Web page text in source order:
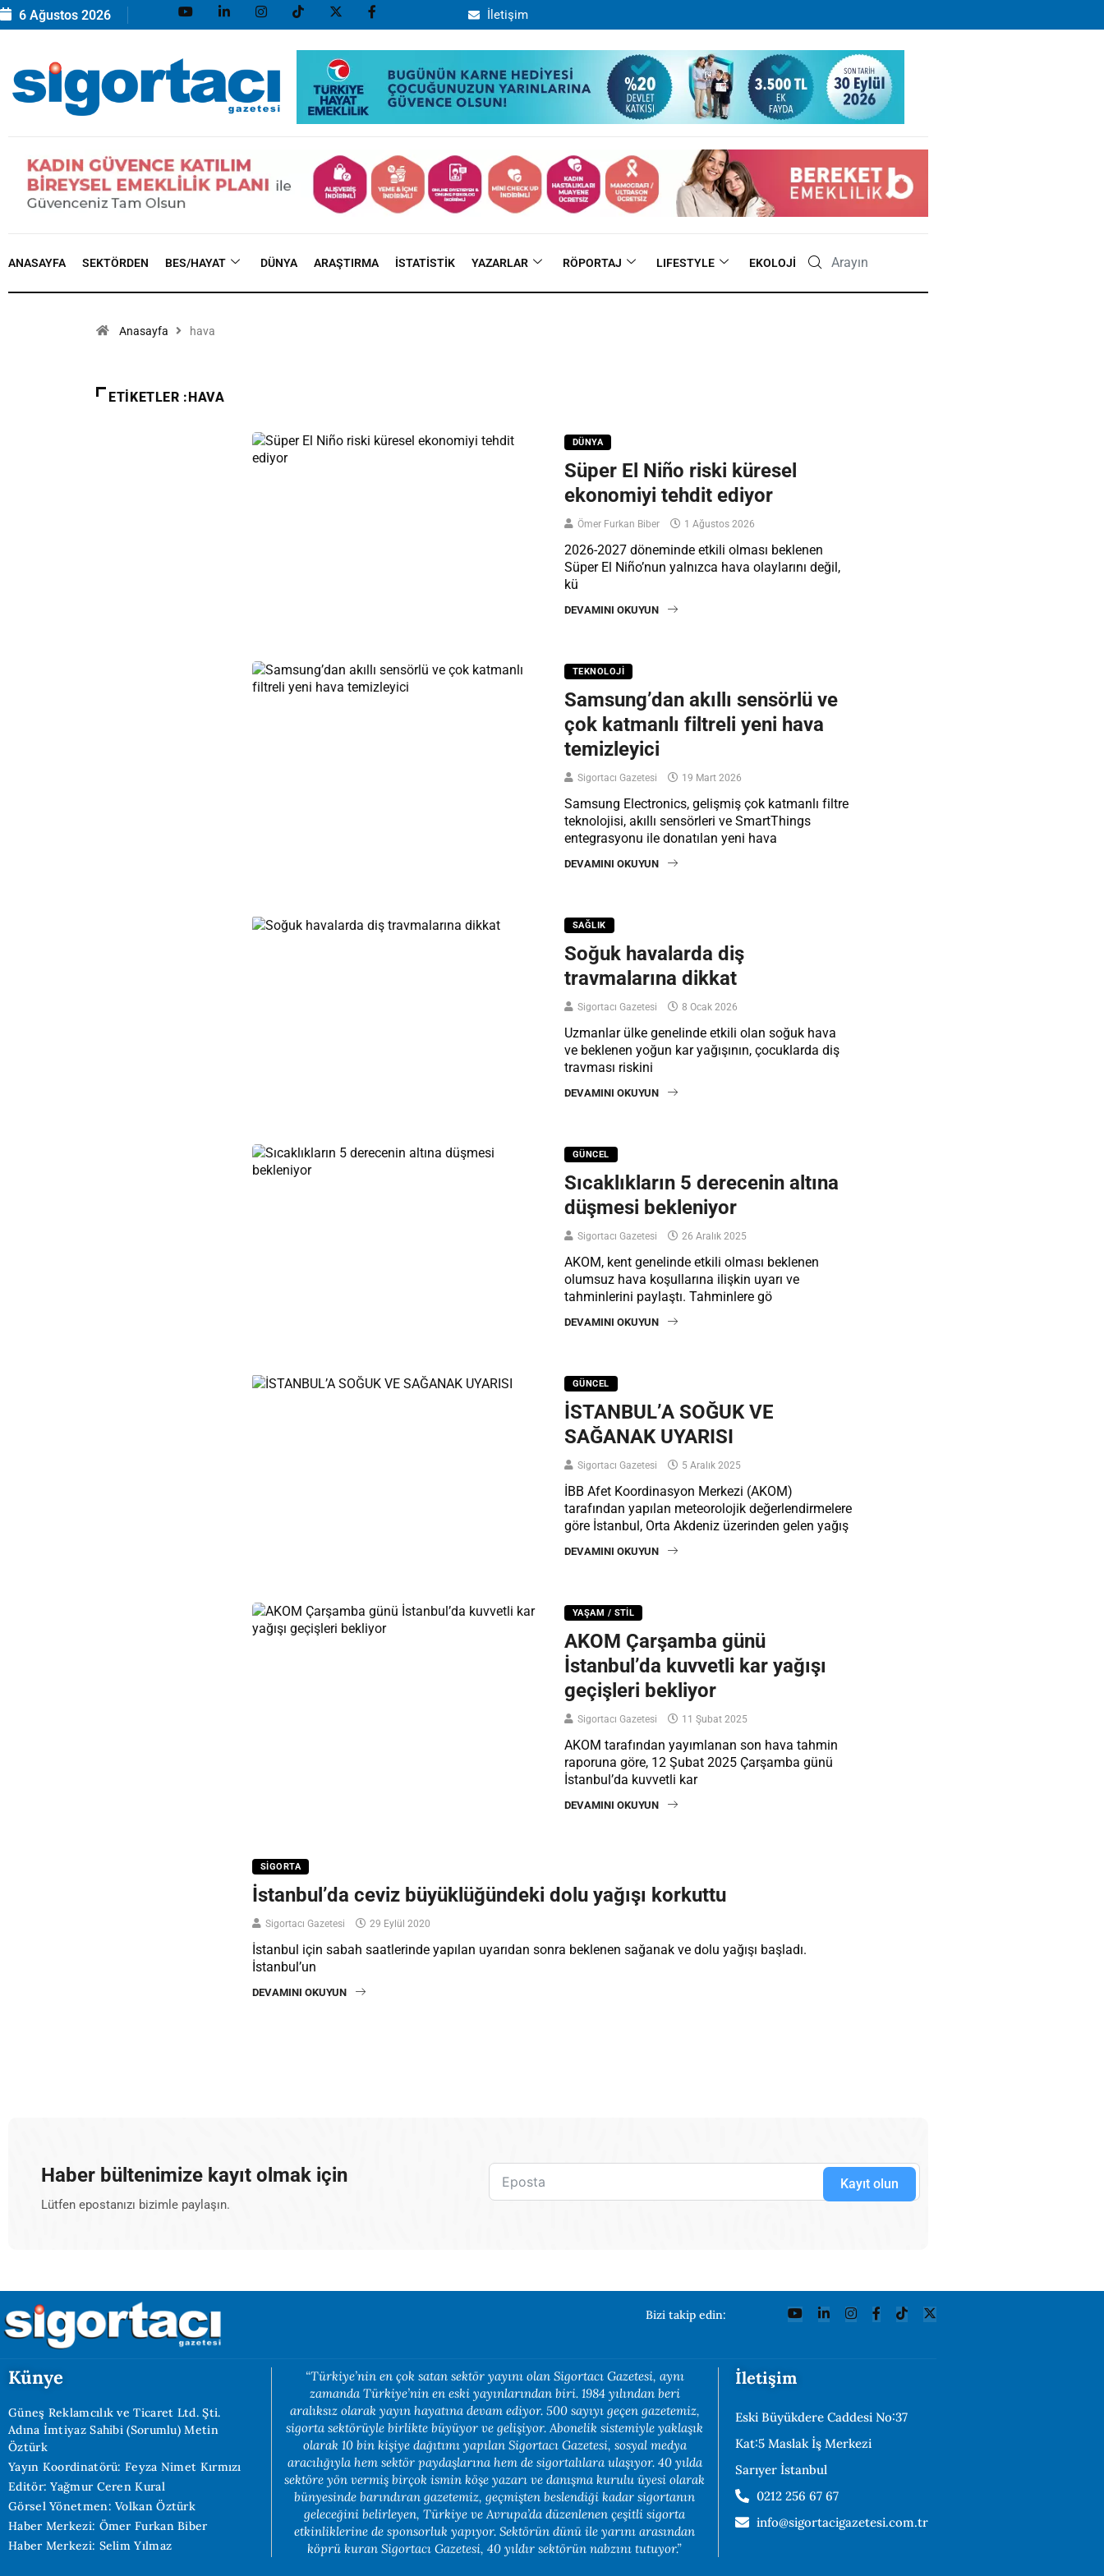
6 Ağustos 2026 İletişim
ANASAYFA SEKTÖRDEN BES/HAYAT DÜNYA ARAŞTIRMA İSTATISTIK YAZARLAR RÖPORTAJ LIFESTYLE EKOLOJI
Anasayfa hava
ETIKETLER :HAVA
DÜNYA
Süper El Niño riski küresel
ekonomiyi tehdit ediyor
Ömer Furkan Biber 1 Ağustos 2026
2026-2027 döneminde etkili olması beklenen
Süper El Niño’nun yalnızca hava olaylarını değil,
kü
DEVAMINI OKUYUN
TEKNOLOJI
Samsung’dan akıllı sensörlü ve
çok katmanlı filtreli yeni hava
temizleyici
Sigortacı Gazetesi 19 Mart 2026
Samsung Electronics, gelişmiş çok katmanlı filtre
teknolojisi, akıllı sensörleri ve SmartThings
entegrasyonu ile donatılan yeni hava
DEVAMINI OKUYUN
SAĞLIK
Soğuk havalarda diş
travmalarına dikkat
Sigortacı Gazetesi 8 Ocak 2026
Uzmanlar ülke genelinde etkili olan soğuk hava
ve beklenen yoğun kar yağışının, çocuklarda diş
travması riskini
DEVAMINI OKUYUN
GÜNCEL
Sıcaklıkların 5 derecenin altına
düşmesi bekleniyor
Sigortacı Gazetesi 26 Aralık 2025
AKOM, kent genelinde etkili olması beklenen
olumsuz hava koşullarına ilişkin uyarı ve
tahminlerini paylaştı. Tahminlere gö
DEVAMINI OKUYUN
GÜNCEL
İSTANBUL’A SOĞUK VE
SAĞANAK UYARISI
Sigortacı Gazetesi 5 Aralık 2025
İBB Afet Koordinasyon Merkezi (AKOM)
tarafından yapılan meteorolojik değerlendirmelere
göre İstanbul, Orta Akdeniz üzerinden gelen yağış
DEVAMINI OKUYUN
YAŞAM / STIL
AKOM Çarşamba günü
İstanbul’da kuvvetli kar yağışı
geçişleri bekliyor
Sigortacı Gazetesi 11 Şubat 2025
AKOM tarafından yayımlanan son hava tahmin
raporuna göre, 12 Şubat 2025 Çarşamba günü
İstanbul’da kuvvetli kar
DEVAMINI OKUYUN
SIGORTA
İstanbul’da ceviz büyüklüğündeki dolu yağışı korkuttu
Sigortacı Gazetesi 29 Eylül 2020
İstanbul için sabah saatlerinde yapılan uyarıdan sonra beklenen sağanak ve dolu yağışı başladı.
İstanbul’un
DEVAMINI OKUYUN
Haber bültenimize kayıt olmak için
Lütfen epostanızı bizimle paylaşın.
Kayıt olun
Bizi takip edin:
Künye
Güneş Reklamcılık ve Ticaret Ltd. Şti.
Adına İmtiyaz Sahibi (Sorumlu) Metin
Öztürk
Yayın Koordinatörü: Feyza Nimet Kırmızı
Editör: Yağmur Ceren Kural
Görsel Yönetmen: Volkan Öztürk
Haber Merkezi: Ömer Furkan Biber
Haber Merkezi: Selim Yılmaz
“Türkiye’nin en çok satan sektör yayını olan Sigortacı Gazetesi, aynı
zamanda Türkiye’nin en eski yayınlarından biri. 1984 yılından beri
aralıksız olarak yayın hayatına devam ediyor. 500 sayıyı geçen gazetemiz,
sigorta sektörüyle birlikte büyüyor ve gelişiyor. Abonelik sistemiyle yaklaşık
olarak 10 bin kişiye dağıtımı yapılan Sigortacı Gazetesi, sosyal medya
aracılığıyla hem sektör paydaşlarına hem de sigortalılara ulaşıyor. 40 yılda
sektöre yön vermiş birçok ismin köşe yazarı ve danışma kurulu üyesi olarak
bünyesinde barındıran gazetemiz, geçmişten beslendiği kadar sigortanın
geleceğini belirleyen, Türkiye ve Avrupa’da düzenlenen çeşitli sigorta
etkinliklerine de sponsorluk yapıyor. Sektörün dünü ile yarını arasından
köprü kuran Sigortacı Gazetesi, 40 yıldır sektörün nabzını tutuyor.”
İletişim
Eski Büyükdere Caddesi No:37
Kat:5 Maslak İş Merkezi
Sarıyer İstanbul
0212 256 67 67
info@sigortacigazetesi.com.tr